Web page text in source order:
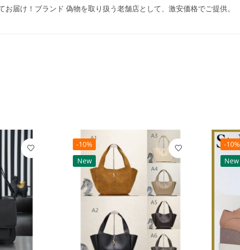
届け！ブランド 偽物を取り扱う老舗店として、激安価格でご提供。
-10%
New
-10%
New